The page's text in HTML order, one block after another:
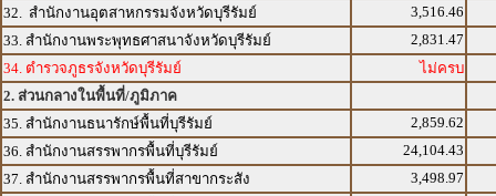
32. สำนักงานอุตสาหกรรมจังหวัดบุรีรัมย์
3,516.46
33. สำนักงานพระพุทธศาสนาจังหวัดบุรีรัมย์
2,831.47
34. ตำรวจภูธรจังหวัดบุรีรัมย์
ไม่ครบ
2. ส่วนกลางในพื้นที่/ภูมิภาค
35. สำนักงานธนารักษ์พื้นที่บุรีรัมย์
2,859.62
36. สำนักงานสรรพากรพื้นที่บุรีรัมย์
24,104.43
37. สำนักงานสรรพากรพื้นที่สาขากระสัง
3,498.97